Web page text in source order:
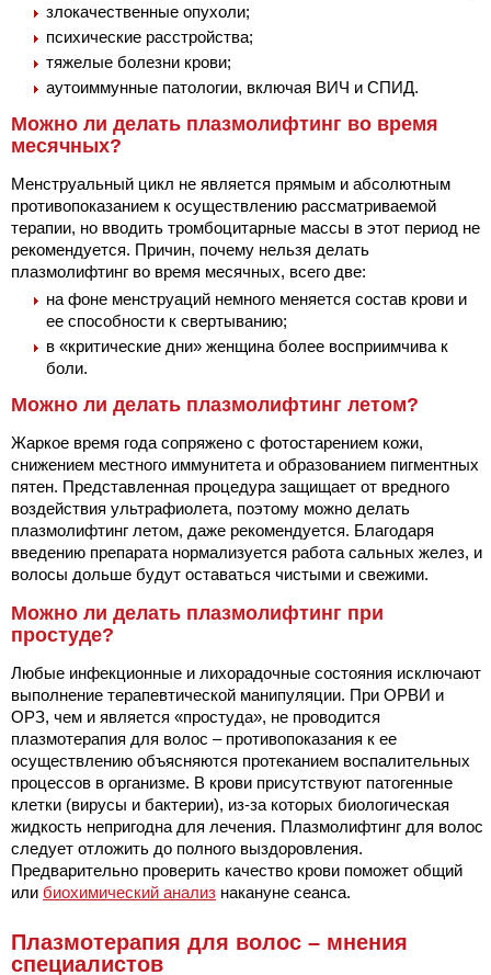
злокачественные опухоли;
психические расстройства;
тяжелые болезни крови;
аутоиммунные патологии, включая ВИЧ и СПИД.
Можно ли делать плазмолифтинг во время
месячных?
Менструальный цикл не является прямым и абсолютным
противопоказанием к осуществлению рассматриваемой
терапии, но вводить тромбоцитарные массы в этот период не
рекомендуется. Причин, почему нельзя делать
плазмолифтинг во время месячных, всего две:
на фоне менструаций немного меняется состав крови и
ее способности к свертыванию;
в «критические дни» женщина более восприимчива к
боли.
Можно ли делать плазмолифтинг летом?
Жаркое время года сопряжено с фотостарением кожи,
снижением местного иммунитета и образованием пигментных
пятен. Представленная процедура защищает от вредного
воздействия ультрафиолета, поэтому можно делать
плазмолифтинг летом, даже рекомендуется. Благодаря
введению препарата нормализуется работа сальных желез, и
волосы дольше будут оставаться чистыми и свежими.
Можно ли делать плазмолифтинг при
простуде?
Любые инфекционные и лихорадочные состояния исключают
выполнение терапевтической манипуляции. При ОРВИ и
ОРЗ, чем и является «простуда», не проводится
плазмотерапия для волос – противопоказания к ее
осуществлению объясняются протеканием воспалительных
процессов в организме. В крови присутствуют патогенные
клетки (вирусы и бактерии), из-за которых биологическая
жидкость непригодна для лечения. Плазмолифтинг для волос
следует отложить до полного выздоровления.
Предварительно проверить качество крови поможет общий
или биохимический анализ накануне сеанса.
Плазмотерапия для волос – мнения
специалистов